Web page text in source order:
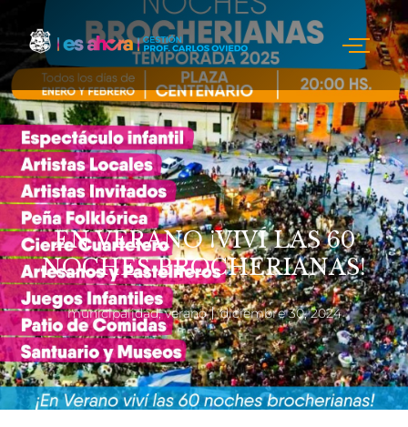
EN VERANO ¡VIVÍ LAS 60
NOCHES BROCHERIANAS!
municipalidad,verano diciembre 30, 2024